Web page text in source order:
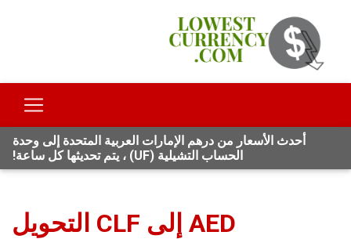
أحدث الأسعار من درهم الإمارات العربية المتحدة إلى وحدة
الحساب التشيلية (UF) ، يتم تحديثها كل ساعة!
AED إلى CLF التحويل